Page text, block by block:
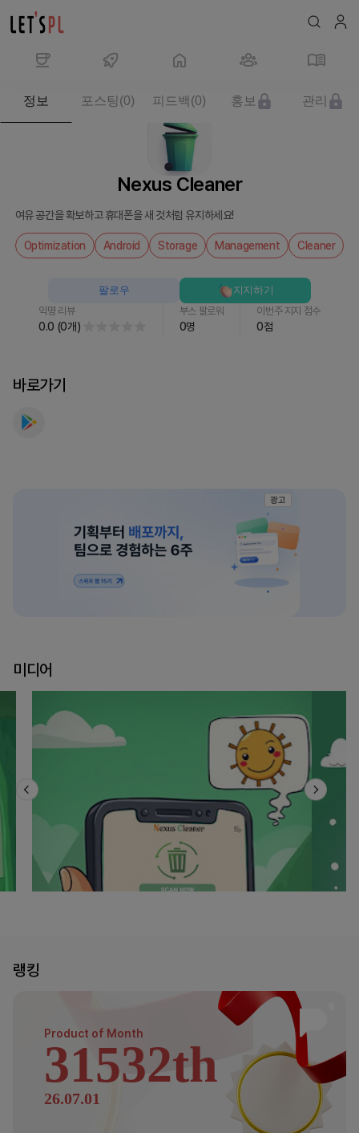
서
Nexus Cleaner
여유 공간을 확보하고 휴대폰을 새 것처럼 유지하세요!
Optimization Android Storage Management Cleaner
익명 리뷰
0.0 (0개)
부스 팔로워
0명
이번주 지지 점수
0점
팔로우 지지하기
정보 포스팅(0) 피드백 (0) 홍보 관리
바로가기
광고
미디어
랭킹
Product of Month
31532th
26.07.01